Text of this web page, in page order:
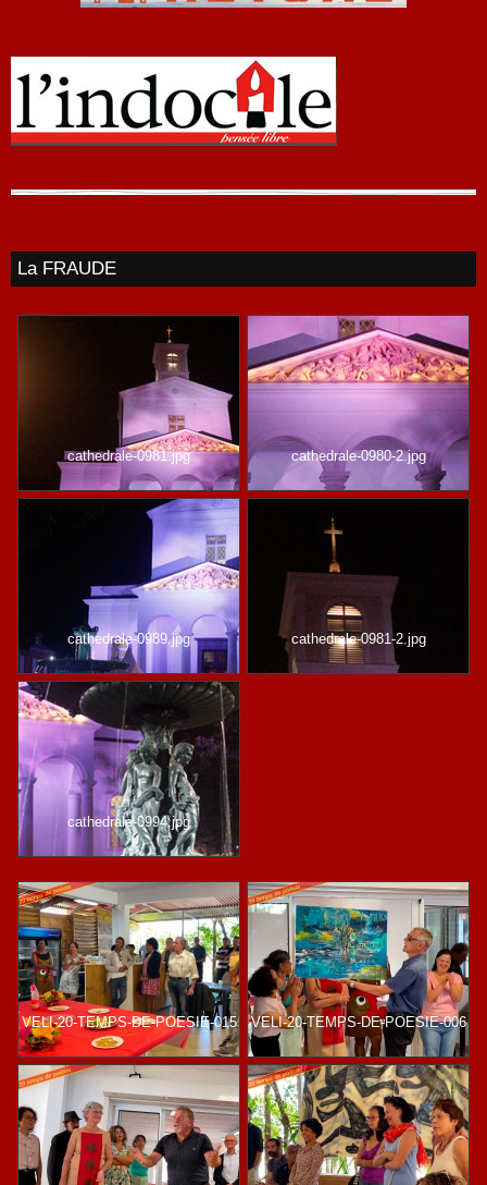
La FRAUDE
cathedrale-0981.jpg cathedrale-0980-2.jpg
cathedrale-0989.jpg cathedrale-0981-2.jpg
cathedrale-0994.jpg
VELI-20-TEMPS-DE-POESIE-015 VELI-20-TEMPS-DE-POESIE-006